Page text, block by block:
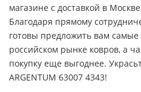
магазине с доставкой в
Благодаря прямому
готовы предложить вам
российском рынке ковров, а
покупку еще выгоднее.
ARGENTUM 63007 4343!